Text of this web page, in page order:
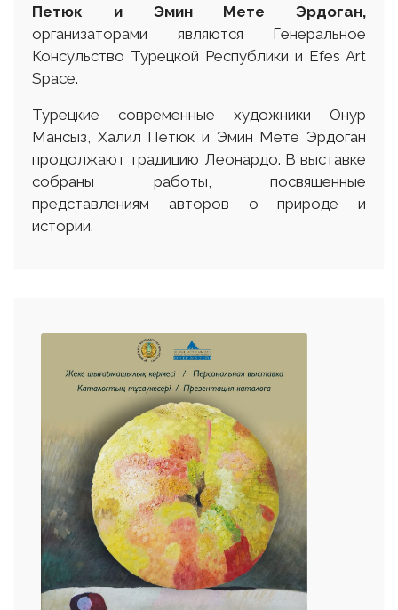
Петюк и Эмин Мете Эрдоган,
организаторами являются Генеральное
Консульство Турецкой Республики и Efes Art
Space.
Турецкие современные художники Онур
Мансыз, Халил Петюк и Эмин Мете Эрдоган
продолжают традицию Леонардо. В выставке
собраны работы, посвященные
представлениям авторов о природе и
истории.